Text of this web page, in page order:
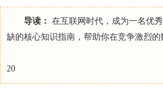
导读： 在互联网时代，成为一名优
缺的核心知识指南，帮助你在竞争激烈的
20